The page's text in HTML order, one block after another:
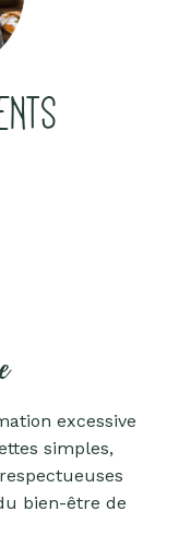
excessive
simples,
bien-être de